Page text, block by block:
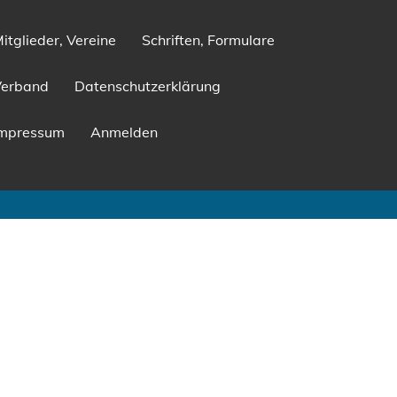
Vereine Schriften, Formulare
Datenschutzerklärung
Anmelden